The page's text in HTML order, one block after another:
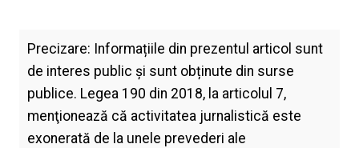
Precizare: Informațiile din prezentul articol sunt
de interes public și sunt obținute din surse
publice. Legea 190 din 2018, la articolul 7,
menţionează că activitatea jurnalistică este
exonerată de la unele prevederi ale